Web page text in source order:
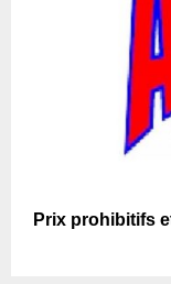
Prix prohibitifs